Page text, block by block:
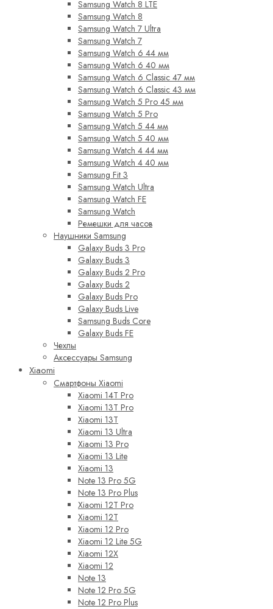
Samsung Watch 8 LTE
Samsung Watch 8
Samsung Watch 7 Ultra
Samsung Watch 7
Samsung Watch 6 44 мм
Samsung Watch 6 40 мм
Samsung Watch 6 Classic 47 мм
Samsung Watch 6 Classic 43 мм
Samsung Watch 5 Pro 45 мм
Samsung Watch 5 Pro
Samsung Watch 5 44 мм
Samsung Watch 5 40 мм
Samsung Watch 4 44 мм
Samsung Watch 4 40 мм
Samsung Fit 3
Samsung Watch Ultra
Samsung Watch FE
Samsung Watch
Ремешки для часов
Наушники Samsung
Galaxy Buds 3 Pro
Galaxy Buds 3
Galaxy Buds 2 Pro
Galaxy Buds 2
Galaxy Buds Pro
Galaxy Buds Live
Samsung Buds Core
Galaxy Buds FE
Чехлы
Аксессуары Samsung
Xiaomi
Смартфоны Xiaomi
Xiaomi 14T Pro
Xiaomi 13T Pro
Xiaomi 13T
Xiaomi 13 Ultra
Xiaomi 13 Pro
Xiaomi 13 Lite
Xiaomi 13
Note 13 Pro 5G
Note 13 Pro Plus
Xiaomi 12T Pro
Xiaomi 12T
Xiaomi 12 Pro
Xiaomi 12 Lite 5G
Xiaomi 12X
Xiaomi 12
Note 13
Note 12 Pro 5G
Note 12 Pro Plus